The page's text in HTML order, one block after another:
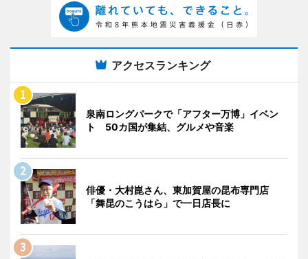
アクセスランキング
泉南ロングパークで「アフター万博」イベン
ト 50カ国が集結、グルメや音楽
俳優・大村崑さん、東加賀屋の昆布専門店
「舞昆のこうはら」で一日店長に